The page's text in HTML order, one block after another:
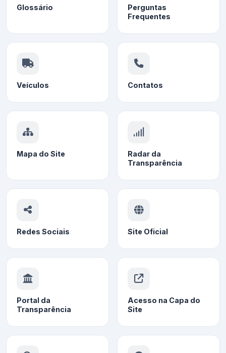
Glossário
Perguntas
Frequentes
Veículos Contatos
Mapa do Site
Radar da
Transparência
Redes Sociais Site Oficial
Portal da
Transparência
Acesso na Capa do
Site